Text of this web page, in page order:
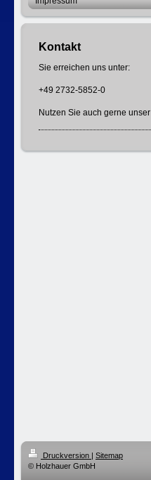
Kontakt
Sie erreichen uns unter:
+49 2732-5852-0
Nutzen Sie auch gerne unser
Druckversion | Sitemap
© Holzhauer GmbH